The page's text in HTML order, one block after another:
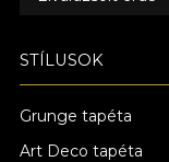
STÍLUSOK
Grunge tapéta
Art Deco tapéta